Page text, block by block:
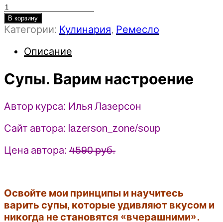
Количество
товара
Супы.
настроение
Илья
Лазерсон
(2025)
В корзину
Категории: Кулинария, Ремесло
Описание
Супы. Варим настроение
Автор курса: Илья Лазерсон
Сайт автора: lazerson_zone/soup
Цена автора: 4590 руб.
Освойте мои принципы и научитесь
варить супы, которые удивляют вкусом и
никогда не становятся «вчерашними».